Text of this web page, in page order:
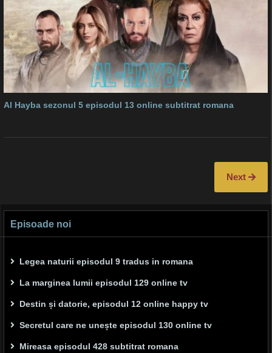
Al Hayba sezonul 5 episodul 13 online subtitrat romana
Next
Episoade noi
Legea naturii episodul 9 tradus in romana
La marginea lumii episodul 129 online tv
Destin și datorie, episodul 12 online happy tv
Secretul care ne unește episodul 130 online tv
Mireasa episodul 428 subtitrat romana